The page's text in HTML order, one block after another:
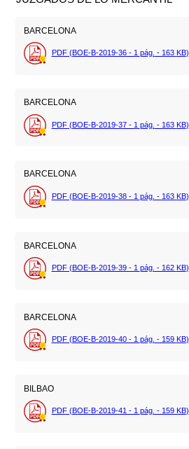
BARCELONA
PDF (BOE-B-2019-36 - 1 pág. - 163 KB)
BARCELONA
PDF (BOE-B-2019-37 - 1 pág. - 163 KB)
BARCELONA
PDF (BOE-B-2019-38 - 1 pág. - 163 KB)
BARCELONA
PDF (BOE-B-2019-39 - 1 pág. - 162 KB)
BARCELONA
PDF (BOE-B-2019-40 - 1 pág. - 159 KB)
BILBAO
PDF (BOE-B-2019-41 - 1 pág. - 159 KB)